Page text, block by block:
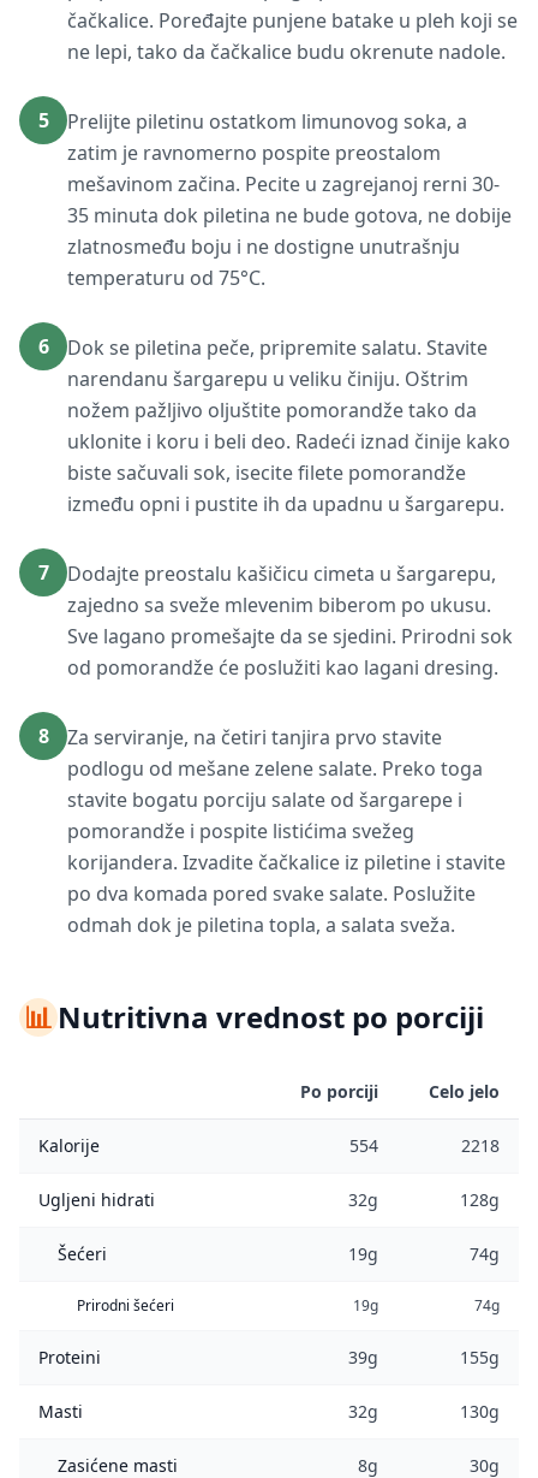
čačkalice. Poređajte punjene batake u pleh koji se
ne lepi, tako da čačkalice budu okrenute nadole.
5
Prelijte piletinu ostatkom limunovog soka, a
zatim je ravnomerno pospite preostalom
mešavinom začina. Pecite u zagrejanoj rerni 30-
35 minuta dok piletina ne bude gotova, ne dobije
zlatnosmeđu boju i ne dostigne unutrašnju
temperaturu od 75°C.
6
Dok se piletina peče, pripremite salatu. Stavite
narendanu šargarepu u veliku činiju. Oštrim
nožem pažljivo oljuštite pomorandže tako da
uklonite i koru i beli deo. Radeći iznad činije kako
biste sačuvali sok, isecite filete pomorandže
između opni i pustite ih da upadnu u šargarepu.
7
Dodajte preostalu kašičicu cimeta u šargarepu,
zajedno sa sveže mlevenim biberom po ukusu.
Sve lagano promešajte da se sjedini. Prirodni sok
od pomorandže će poslužiti kao lagani dresing.
8
Za serviranje, na četiri tanjira prvo stavite
podlogu od mešane zelene salate. Preko toga
stavite bogatu porciju salate od šargarepe i
pomorandže i pospite listićima svežeg
korijandera. Izvadite čačkalice iz piletine i stavite
po dva komada pored svake salate. Poslužite
odmah dok je piletina topla, a salata sveža.
📊Nutritivna vrednost po porciji
Po porciji Celo jelo
Kalorije 554 2218
Ugljeni hidrati 32g 128g
Šećeri 19g 74g
Prirodni šećeri 19g 74g
Proteini 39g 155g
Masti 32g 130g
Zasićene masti 8g 30g